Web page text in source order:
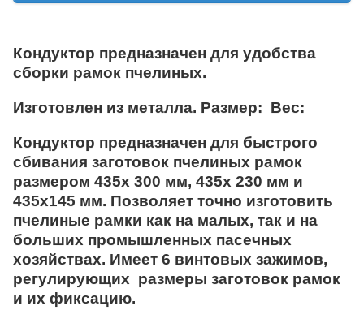
Кондуктор предназначен для удобства
сборки рамок пчелиных.
Изготовлен из металла. Размер: Вес:
Кондуктор предназначен для быстрого
сбивания заготовок пчелиных рамок
размером 435х 300 мм, 435х 230 мм и
435х145 мм. Позволяет точно изготовить
пчелиные рамки как на малых, так и на
больших промышленных пасечных
хозяйствах. Имеет 6 винтовых зажимов,
регулирующих размеры заготовок рамок
и их фиксацию.